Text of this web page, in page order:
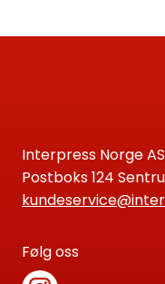
Interpress Norge AS
Postboks 124
Følg oss